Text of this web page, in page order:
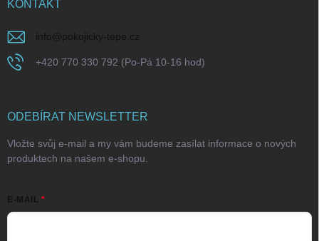
KONTAKT
info@pokojicky-tepe.cz
+420 770 330 792 (Po-Pá 10-16 hod)
ODEBÍRAT NEWSLETTER
Vložte svůj e-mail a my vám budeme zasílat informace o nových
produktech na našem e-shopu.
E-MAIL